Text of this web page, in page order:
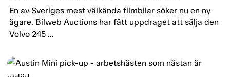
En av Sveriges mest välkända filmbilar söker nu en ny
ägare. Bilweb Auctions har fått uppdraget att sälja den
Volvo 245 ...